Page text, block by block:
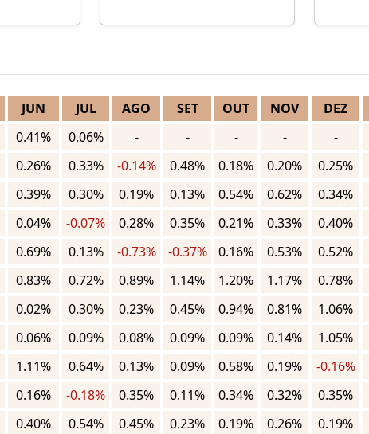
JUN JUL AGO SET OUT NOV DEZ
0.41% 0.06% - - - - -
0.26% 0.33% -0.14% 0.48% 0.18% 0.20% 0.25%
0.39% 0.30% 0.19% 0.13% 0.54% 0.62% 0.34%
0.04% -0.07% 0.28% 0.35% 0.21% 0.33% 0.40%
0.69% 0.13% -0.73% -0.37% 0.16% 0.53% 0.52%
0.83% 0.72% 0.89% 1.14% 1.20% 1.17% 0.78%
0.02% 0.30% 0.23% 0.45% 0.94% 0.81% 1.06%
0.06% 0.09% 0.08% 0.09% 0.09% 0.14% 1.05%
1.11% 0.64% 0.13% 0.09% 0.58% 0.19% -0.16%
0.16% -0.18% 0.35% 0.11% 0.34% 0.32% 0.35%
0.40% 0.54% 0.45% 0.23% 0.19% 0.26% 0.19%